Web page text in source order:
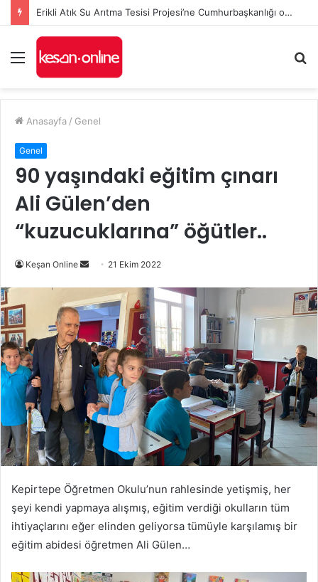
İl Genel Meclisi’nde Edirne’yi deniz hudut kapısına bir adım daha yaklaştıran Enez Limanı kararı
Menü
...
Anasayfa / Genel
Genel
90 yaşındaki eğitim çınarı
Ali Gülen’den
“kuzucuklarına” öğütler..
Keşan Online
Bir
posta
göndermek
21 Ekim 2022
Kepirtepe Öğretmen Okulu’nun rahlesinde yetişmiş, her
şeyi kendi yapmaya alışmış, eğitim verdiği okulların tüm
ihtiyaçlarını eğer elinden geliyorsa tümüyle karşılamış bir
eğitim abidesi öğretmen Ali Gülen…